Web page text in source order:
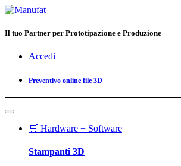
Il tuo Partner per Prototipazione e Produzione
Accedi
Preventivo online file 3D
🛒 Hardware + Software
Stampanti 3D